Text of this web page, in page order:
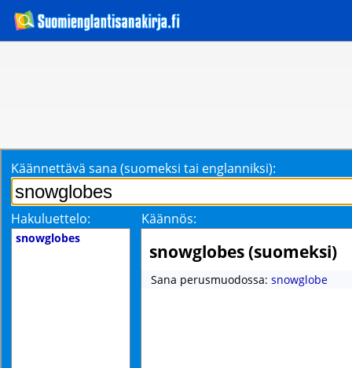
Käännettävä sana (suomeksi tai englanniksi):
Hakuluettelo: Käännös:
snowglobes
snowglobes (suomeksi)
Sana perusmuodossa: snowglobe